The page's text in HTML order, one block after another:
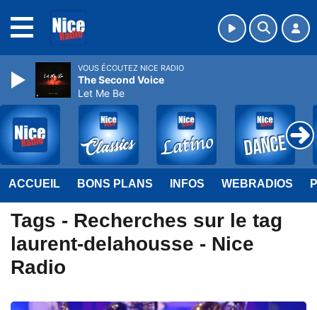
ACCUEIL BONS PLANS INFOS WEBRADIOS
Tags - Recherches sur le tag
laurent-delahousse - Nice
Radio
VOUS ÉCOUTEZ NICE RADIO
The Second Voice
Let Me Be